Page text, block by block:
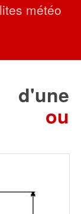
météo
ou